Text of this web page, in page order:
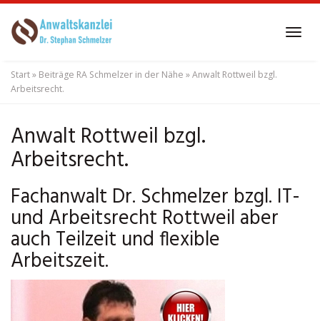
to
content
Start» Beiträge RA Schmelzer in der Nähe »Anwalt Rottweil bzgl.
Arbeitsrecht.
Anwalt Rottweil bzgl.
Arbeitsrecht.
Fachanwalt Dr. Schmelzer bzgl. IT-
und Arbeitsrecht Rottweil aber
auch Teilzeit und flexible
Arbeitszeit.